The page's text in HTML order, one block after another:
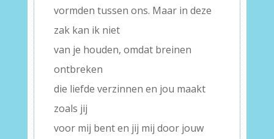
vormden tussen ons. Maar in deze
zak kan ik niet
van je houden, omdat breinen
ontbreken
die liefde verzinnen en jou maakt
zoals jij
voor mij bent en jij mij door jouw